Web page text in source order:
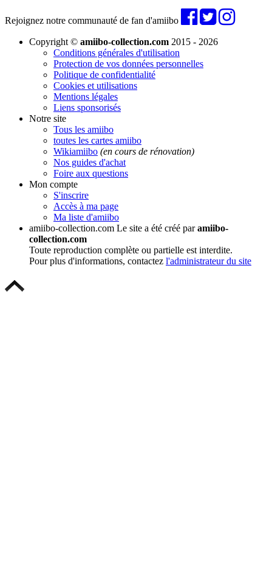
Rejoignez notre communauté de fan d'amiibo
Copyright © amiibo-collection.com 2015 - 2026
Conditions générales d'utilisation
Protection de vos données personnelles
Politique de confidentialité
Cookies et utilisations
Mentions légales
Liens sponsorisés
Notre site
Tous les amiibo
toutes les cartes amiibo
Wikiamiibo (en cours de rénovation)
Nos guides d'achat
Foire aux questions
Mon compte
S'inscrire
Accès à ma page
Ma liste d'amiibo
amiibo-collection.com Le site a été créé paramiibo-
collection.com
Toute reproduction complète ou partielle est interdite.
Pour plus d'informations, contactez l'administrateur du site